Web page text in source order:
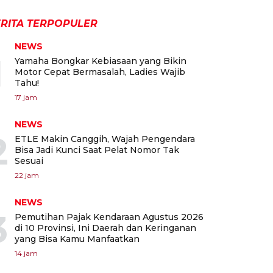
TERPOPULER
NEWS
Yamaha Bongkar Kebiasaan yang Bikin
Motor Cepat Bermasalah, Ladies Wajib
Tahu!
17 jam
NEWS
ETLE Makin Canggih, Wajah Pengendara
Bisa Jadi Kunci Saat Pelat Nomor Tak
Sesuai
22 jam
NEWS
Pemutihan Pajak Kendaraan Agustus 2026
di 10 Provinsi, Ini Daerah dan Keringanan
yang Bisa Kamu Manfaatkan
14 jam